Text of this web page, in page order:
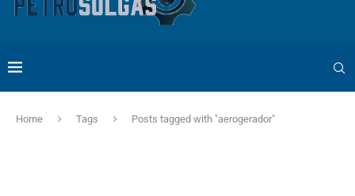
Home Tags Posts tagged with "aerogerador"